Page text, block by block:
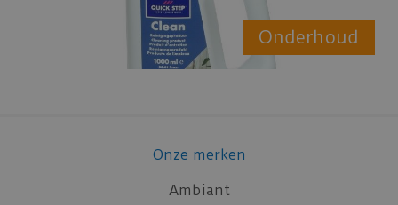
Onderhoud
Onze merken
Ambiant